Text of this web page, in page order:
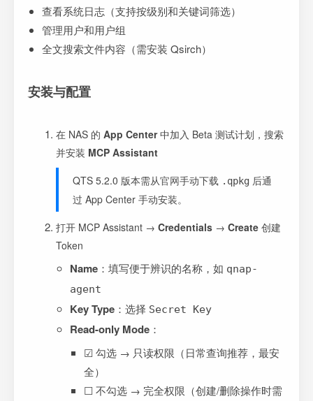
查看系统日志（支持按级别和关键词筛选）
管理用户和用户组
全文搜索文件内容（需安装 Qsirch）
安装与配置
在 NAS 的 App Center中加入 Beta 测试计划，搜索
并安装 MCP Assistant
QTS 5.2.0 版本需从官网手动下载 .qpkg 后通
过 App Center 手动安装。
打开 MCP Assistant → Credentials → Create 创建
Token
Name ：填写便于辨识的名称，如 qnap-
agent
Key Type ：选择 Secret Key
Read-only Mode ：
☑ 勾选 → 只读权限（日常查询推荐，最安
全）
☐ 不勾选 → 完全权限（创建/删除操作时需